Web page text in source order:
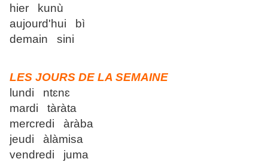
hier kunù
aujourd'hui bì
demain sini
LES JOURS DE LA SEMAINE
lundi ntɛnɛ
mardi tàràta
mercredi àràba
jeudi àlàmisa
vendredi juma